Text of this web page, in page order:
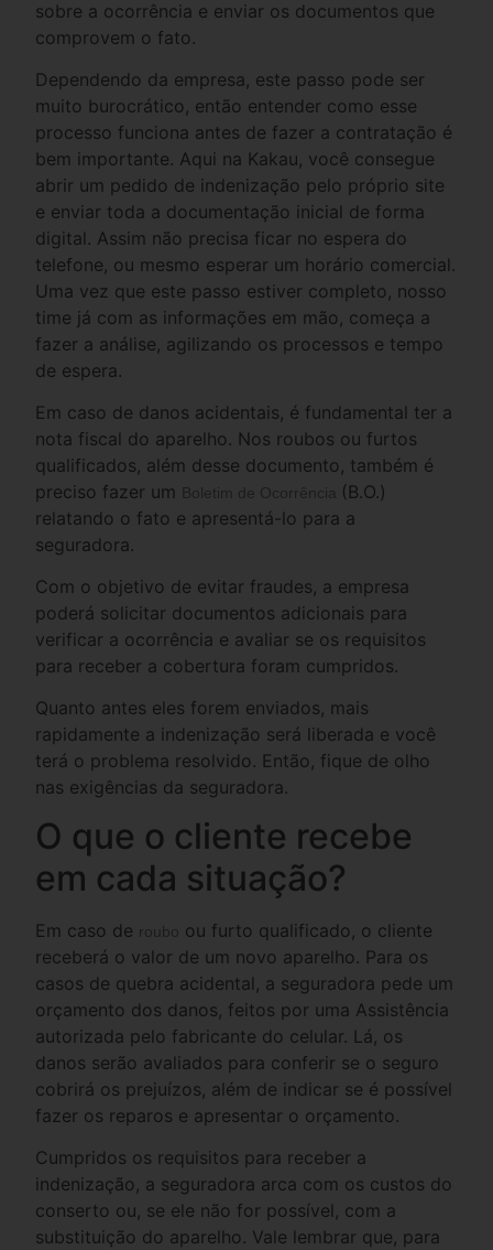
sobre a ocorrência e enviar os documentos que
comprovem o fato.
Dependendo da empresa, este passo pode ser
muito burocrático, então entender como esse
processo funciona antes de fazer a contratação é
bem importante. Aqui na Kakau, você consegue
abrir um pedido de indenização pelo próprio site
e enviar toda a documentação inicial de forma
digital. Assim não precisa ficar no espera do
telefone, ou mesmo esperar um horário comercial.
Uma vez que este passo estiver completo, nosso
time já com as informações em mão, começa a
fazer a análise, agilizando os processos e tempo
de espera.
Em caso de danos acidentais, é fundamental ter a
nota fiscal do aparelho. Nos roubos ou furtos
qualificados, além desse documento, também é
preciso fazer um Boletim de Ocorrência
(B.O.)
relatando o fato e apresentá-lo para a
seguradora.
Com o objetivo de evitar fraudes, a empresa
poderá solicitar documentos adicionais para
verificar a ocorrência e avaliar se os requisitos
para receber a cobertura foram cumpridos.
Quanto antes eles forem enviados, mais
rapidamente a indenização será liberada e você
terá o problema resolvido. Então, fique de olho
nas exigências da seguradora.
O que o cliente recebe
em cada situação?
Em caso de roubo ou furto qualificado, o cliente
receberá o valor de um novo aparelho. Para os
casos de quebra acidental, a seguradora pede um
orçamento dos danos, feitos por uma Assistência
autorizada pelo fabricante do celular. Lá, os
danos serão avaliados para conferir se o seguro
cobrirá os prejuízos, além de indicar se é possível
fazer os reparos e apresentar o orçamento.
Cumpridos os requisitos para receber a
indenização, a seguradora arca com os custos do
conserto ou, se ele não for possível, com a
substituição do aparelho. Vale lembrar que, para